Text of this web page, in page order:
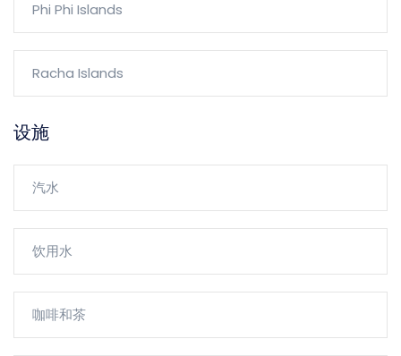
Phi Phi Islands
Racha Islands
设施
汽水
饮用水
咖啡和茶